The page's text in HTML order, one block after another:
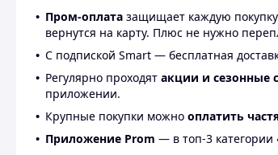
Пром-оплата защищает каждую
вернутся на карту. Плюс не нужно
С подпиской Smart — бесплатная
Регулярно проходят акции и сезонные
приложении.
Крупные покупки можно оплатить
Приложение Prom — в топ-3 категории